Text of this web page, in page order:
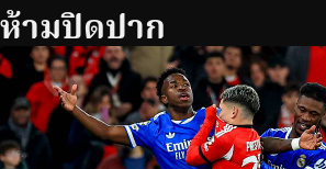
ห้ามปิดปาก